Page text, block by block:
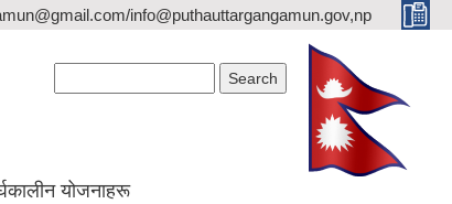
info@puthauttargangamun.gov,np
योजनाहरू